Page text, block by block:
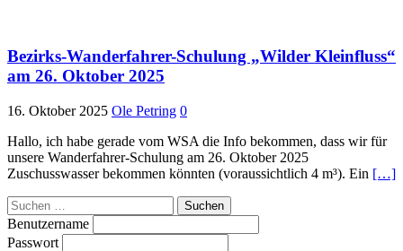
Bezirks-Wanderfahrer-Schulung „Wilder Kleinfluss“
am 26. Oktober 2025
16. Oktober 2025 Ole Petring 0
Hallo, ich habe gerade vom WSA die Info bekommen, dass wir für
unsere Wanderfahrer-Schulung am 26. Oktober 2025
Zuschusswasser bekommen könnten (voraussichtlich 4 m³). Ein […]
Suchen
nach:
Benutzername
Passwort